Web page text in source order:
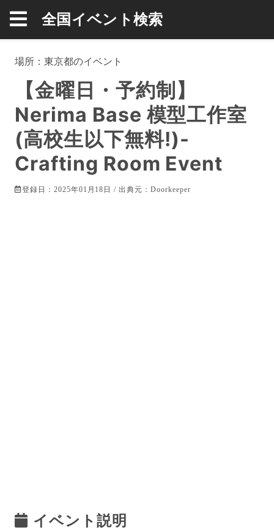
全国イベント検索
場所： 東京都のイベント
【金曜日・予約制】
Nerima Base 模型工作室
(高校生以下無料!)-
Crafting Room Event
登録日：2025年01月18日 / 出典元：Doorkeeper
イベント説明